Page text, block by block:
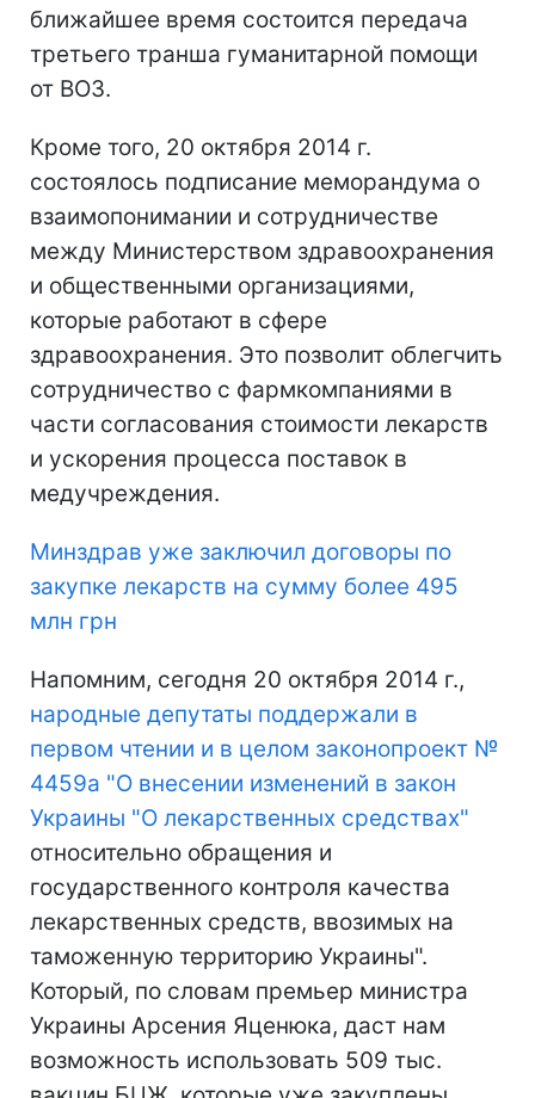
ближайшее время состоится передача
третьего транша гуманитарной помощи
от ВОЗ.
Кроме того, 20 октября 2014 г.
состоялось подписание меморандума о
взаимопонимании и сотрудничестве
между Министерством здравоохранения
и общественными организациями,
которые работают в сфере
здравоохранения. Это позволит облегчить
сотрудничество с фармкомпаниями в
части согласования стоимости лекарств
и ускорения процесса поставок в
медучреждения.
Минздрав уже заключил договоры по
закупке лекарств на сумму более 495
млн грн
Напомним, сегодня 20 октября 2014 г.,
народные депутаты поддержали в
первом чтении и в целом законопроект №
4459а "О внесении изменений в закон
Украины "О лекарственных средствах"
относительно обращения и
государственного контроля качества
лекарственных средств, ввозимых на
таможенную территорию Украины".
Который, по словам премьер министра
Украины Арсения Яценюка, даст нам
возможность использовать 509 тыс.